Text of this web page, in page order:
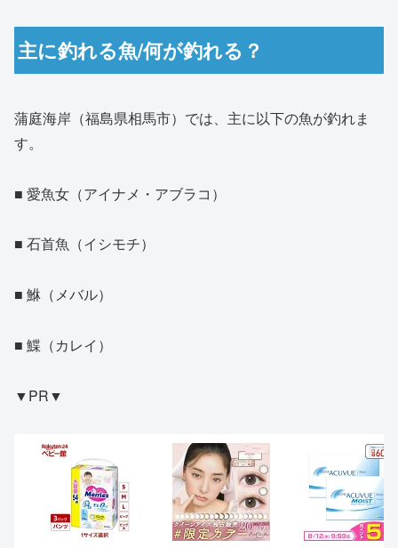
主に釣れる魚/何が釣れる？
蒲庭海岸（福島県相馬市）では、主に以下の魚が釣れま
す。
■ 愛魚女（アイナメ・アブラコ）
■ 石首魚（イシモチ）
■ 鮴（メバル）
■ 鰈（カレイ）
▼PR▼